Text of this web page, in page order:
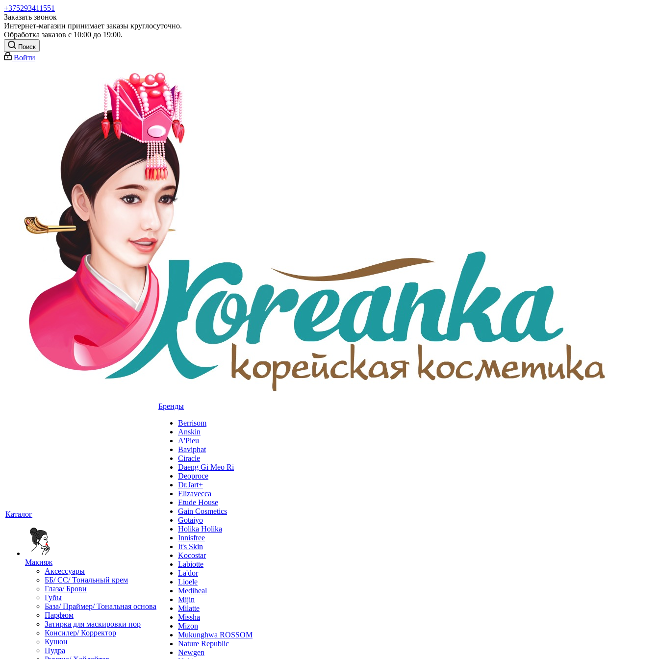
+375293411551
Заказать звонок
Интернет-магазин принимает заказы круглосуточно.
Обработка заказов с 10:00 до 19:00.
Поиск
Войти
Каталог
Макияж
Аксессуары
ББ/ СС/ Тональный крем
Глаза/ Брови
Губы
База/ Праймер/ Тональная основа
Парфюм
Затирка для маскировки пор
Консилер/ Корректор
Кушон
Пудра
Бренды
Berrisom
Anskin
A'Pieu
Baviphat
Ciracle
Daeng Gi Meo Ri
Deoproce
Dr.Jart+
Elizavecca
Etude House
Gain Cosmetics
Gotaiyo
Holika Holika
Innisfree
It's Skin
Kocostar
Labiotte
La'dor
Lioele
Mediheal
Mijin
Milatte
Missha
Mizon
Mukunghwa ROSSOM
Nature Republic
Newgen